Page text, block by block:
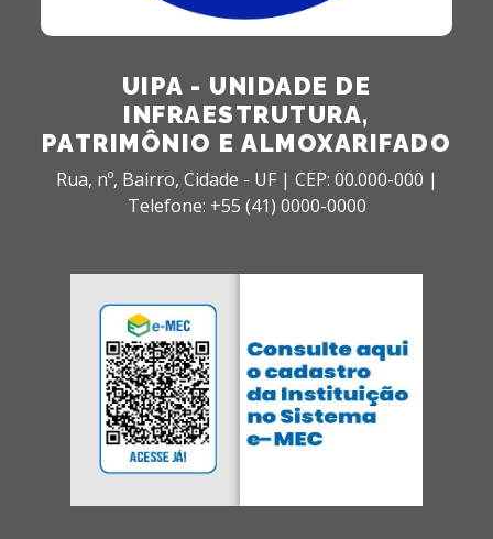
UIPA - UNIDADE DE
INFRAESTRUTURA,
PATRIMÔNIO E ALMOXARIFADO
Rua, nº, Bairro, Cidade - UF | CEP: 00.000-000 |
Telefone: +55 (41) 0000-0000